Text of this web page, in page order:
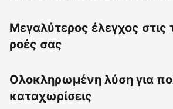
Μεγαλύτερος έλεγχος στις
ροές σας
Ολοκληρωμένη λύση για
καταχωρίσεις